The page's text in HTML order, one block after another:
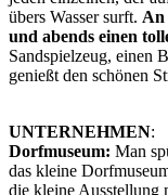
übers Wasser surft. An
und abends einen
Sandspielzeug, einen
genießt den schönen
UNTERNEHMEN:
Dorfmuseum: Man
das kleine
die kleine Ausstellung